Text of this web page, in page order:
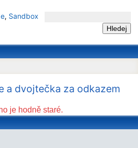
, Sandbox
a dvojtečka za odkazem
je hodně staré.